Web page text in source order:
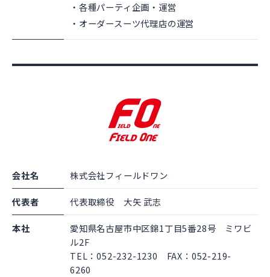
各種パーティ企画・運営
オーダースーツ代理店の運営
会社名 株式会社フィールドワン
代表者 代表取締役 大矢 武志
本社
愛知県名古屋市中区錦1丁目5番28号 ミワビ
ル2F
TEL：052-232-1230 FAX：052-219-
6260